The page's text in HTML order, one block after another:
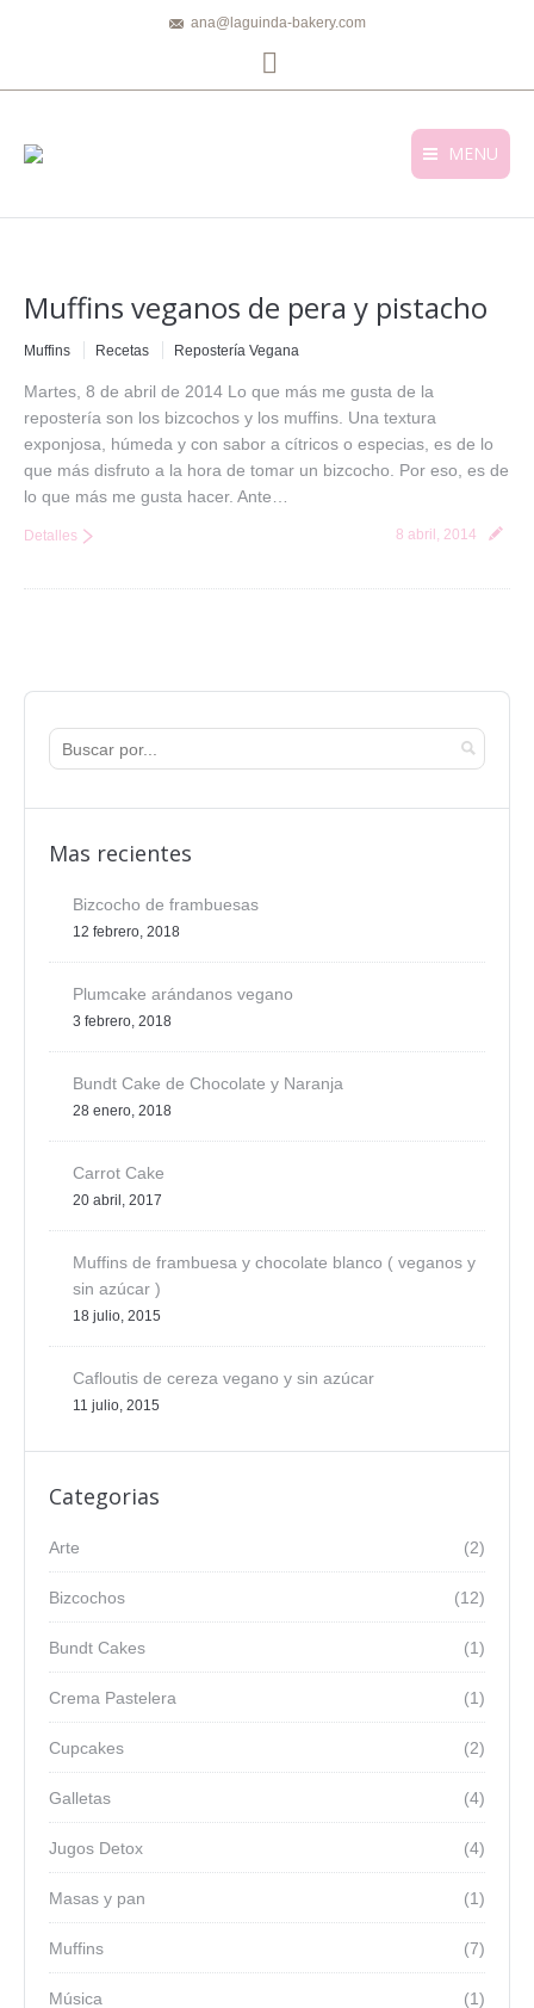
ana@laguinda-bakery.com
MENU
Muffins veganos de pera y pistacho
Muffins Recetas Repostería Vegana
Martes, 8 de abril de 2014 Lo que más me gusta de la
repostería son los bizcochos y los muffins. Una textura
exponjosa, húmeda y con sabor a cítricos o especias, es de lo
que más disfruto a la hora de tomar un bizcocho. Por eso, es de
lo que más me gusta hacer. Ante…
8 abril, 2014
Detalles
Mas recientes
Bizcocho de frambuesas
12 febrero, 2018
Plumcake arándanos vegano
3 febrero, 2018
Bundt Cake de Chocolate y Naranja
28 enero, 2018
Carrot Cake
20 abril, 2017
Muffins de frambuesa y chocolate blanco ( veganos y
sin azúcar )
18 julio, 2015
Cafloutis de cereza vegano y sin azúcar
11 julio, 2015
Categorias
(2)
Arte
(12)
Bizcochos
(1)
Bundt Cakes
(1)
Crema Pastelera
(2)
Cupcakes
(4)
Galletas
(4)
Jugos Detox
(1)
Masas y pan
(7)
Muffins
(1)
Música